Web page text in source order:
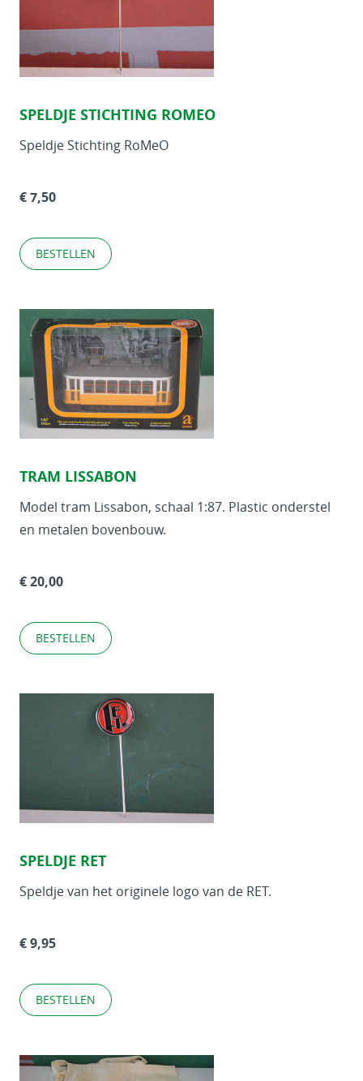
SPELDJE STICHTING ROMEO
Speldje Stichting RoMeO
€ 7,50
BESTELLEN
TRAM LISSABON
Model tram Lissabon, schaal 1:87. Plastic onderstel
en metalen bovenbouw.
€ 20,00
BESTELLEN
SPELDJE RET
Speldje van het originele logo van de RET.
€ 9,95
BESTELLEN